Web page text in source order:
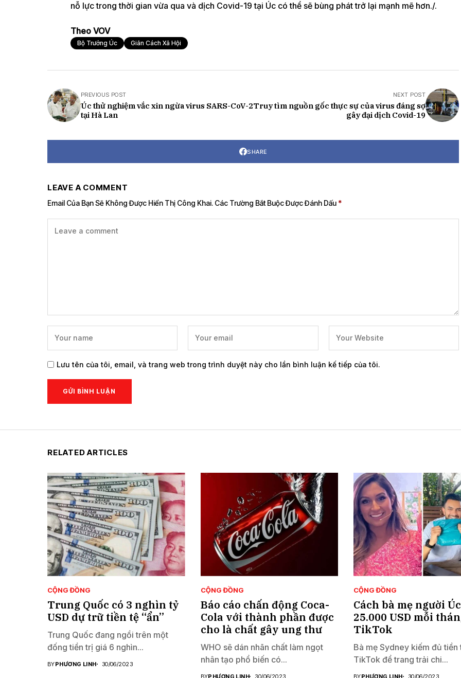
nỗ lực trong thời gian vừa qua và dịch Covid-19 tại Úc có thể sẽ bùng phát trở lại mạnh mẽ hơn./.
Theo VOV
Bộ Trưởng Úc Giãn Cách Xã Hội
PREVIOUS POST
Úc thử nghiệm vắc xin ngừa virus SARS-CoV-2
tại Hà Lan
NEXT POST
Truy tìm nguồn gốc thực sự của virus đáng sợ
gây đại dịch Covid-19
SHARE
LEAVE A COMMENT
Email Của Bạn Sẽ Không Được Hiển Thị Công Khai. Các Trường Bắt Buộc Được Đánh Dấu *
Lưu tên của tôi, email, và trang web trong trình duyệt này cho lần bình luận kế tiếp của tôi.
RELATED ARTICLES
CỘNG ĐỒNG
Trung Quốc có 3 nghìn tỷ
USD dự trữ tiền tệ “ẩn”
Trung Quốc đang ngồi trên một
đống tiền trị giá 6 nghìn...
BYPHƯƠNG LINH 30/06/2023
CỘNG ĐỒNG
Báo cáo chấn động Coca-
Cola với thành phần được
cho là chất gây ung thư
WHO sẽ dán nhãn chất làm ngọt
nhân tạo phổ biến có...
BYPHƯƠNG LINH 30/06/2023
CỘNG ĐỒNG
Cách bà mẹ người
25.000 USD mỗi
TikTok
Bà mẹ Sydney kiếm đủ tiền
TikTok để trang trải chi...
BYPHƯƠNG LINH 30/06/2023